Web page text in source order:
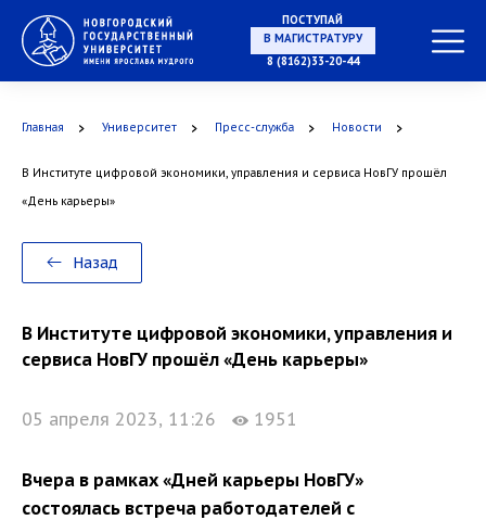
ПОСТУПАЙ
В МАГИСТРАТУРУ
8 (8162)33-20-44
Главная Университет Пресс-служба Новости
В Институте цифровой экономики, управления и сервиса НовГУ прошёл
«День карьеры»
Назад
В Институте цифровой экономики, управления и
сервиса НовГУ прошёл «День карьеры»
05 апреля 2023, 11:26 1951
Вчера в рамках «Дней карьеры НовГУ»
состоялась встреча работодателей с